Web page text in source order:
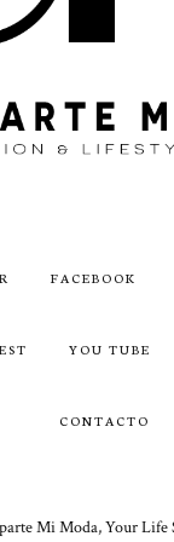
FACEBOOK
YOU TUBE
CONTACTO
Mi Moda, Your Life